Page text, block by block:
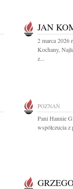
JAN
2 marca 2026
Kochany,
z...
POZNAŃ
Pani Hannie
współczucia